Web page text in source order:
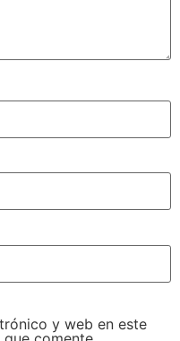
y web en este